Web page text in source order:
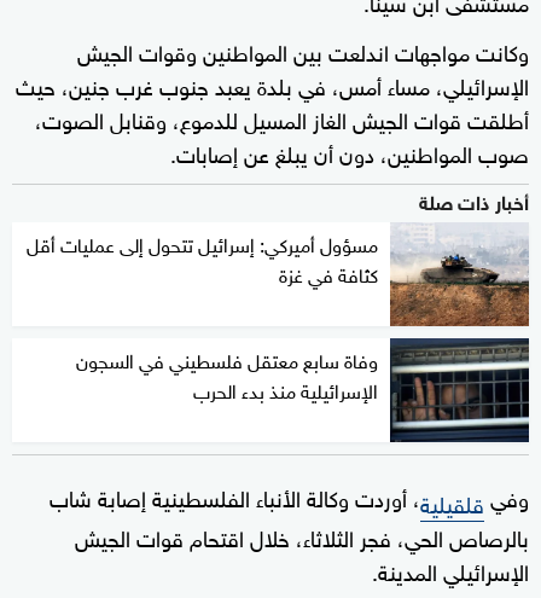
وكانت مواجهات اندلعت بين المواطنين وقوات الجيش
الإسرائيلي، مساء أمس، في بلدة يعبد جنوب غرب جنين، حيث
أطلقت قوات الجيش الغاز المسيل للدموع، وقنابل الصوت،
صوب المواطنين، دون أن يبلغ عن إصابات.
أخبار ذات صلة
مسؤول أميركي: إسرائيل تتحول إلى عمليات أقل
كثافة في غزة
وفاة سابع معتقل فلسطيني في السجون
الإسرائيلية منذ بدء الحرب
وفيقلقيلية، أوردت وكالة الأنباء الفلسطينية إصابة شاب
بالرصاص الحي، فجر الثلاثاء، خلال اقتحام قوات الجيش
الإسرائيلي المدينة.